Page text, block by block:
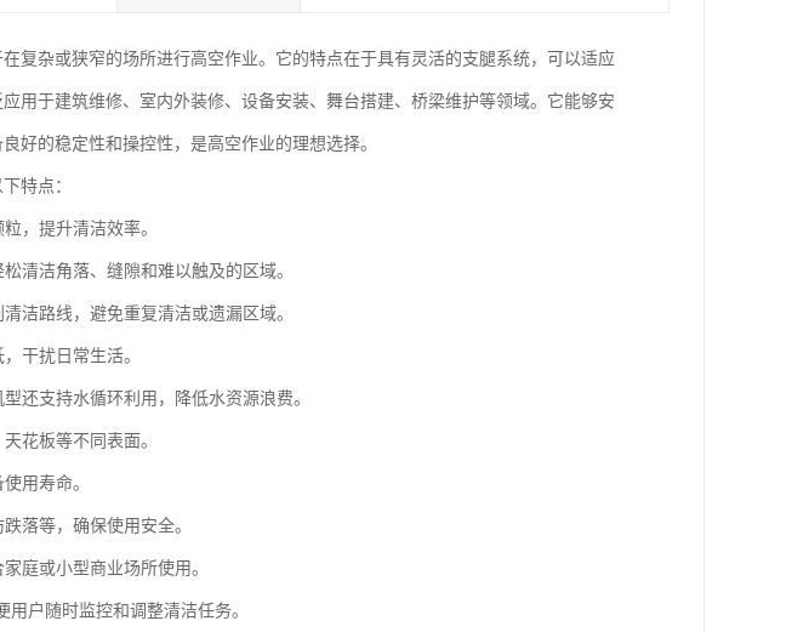
复杂或狭窄的场所进行高空作业。它的特点在于具有灵活的支腿系统，可以适应
用于建筑维修、室内外装修、设备安装、舞台搭建、桥梁维护等领域。它能够安
好的稳定性和操控性，是高空作业的理想选择。
特点：
，提升清洁效率。
清洁角落、缝隙和难以触及的区域。
洁路线，避免重复清洁或遗漏区域。
干扰日常生活。
还支持水循环利用，降低水资源浪费。
花板等不同表面。
用寿命。
落等，确保使用安全。
庭或小型商业场所使用。
户随时监控和调整清洁任务。